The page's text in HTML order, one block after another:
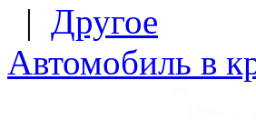
| Другое
Автомобиль в